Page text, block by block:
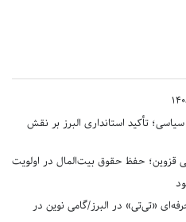
تأکید استانداری البرز بر نقش
حفظ حقوق بیت‌المال در اولویت
«تی‌تی» در البرز/گامی نوین در